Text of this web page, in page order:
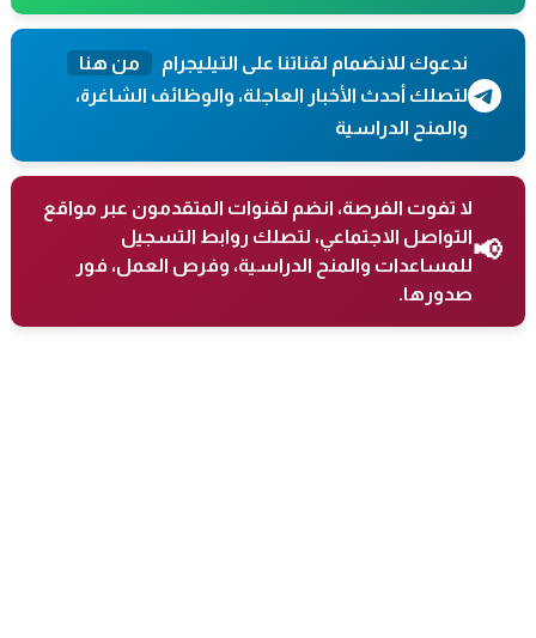
ندعوك للانضمام لقناتنا على التيليجرام
من هنا
لتصلك أحدث الأخبار العاجلة، والوظائف الشاغرة،
والمنح الدراسية
📢
لا تفوت الفرصة، انضم لقنوات المتقدمون عبر مواقع
التواصل الاجتماعي، لتصلك روابط التسجيل
للمساعدات والمنح الدراسية، وفرص العمل، فور
صدورها.